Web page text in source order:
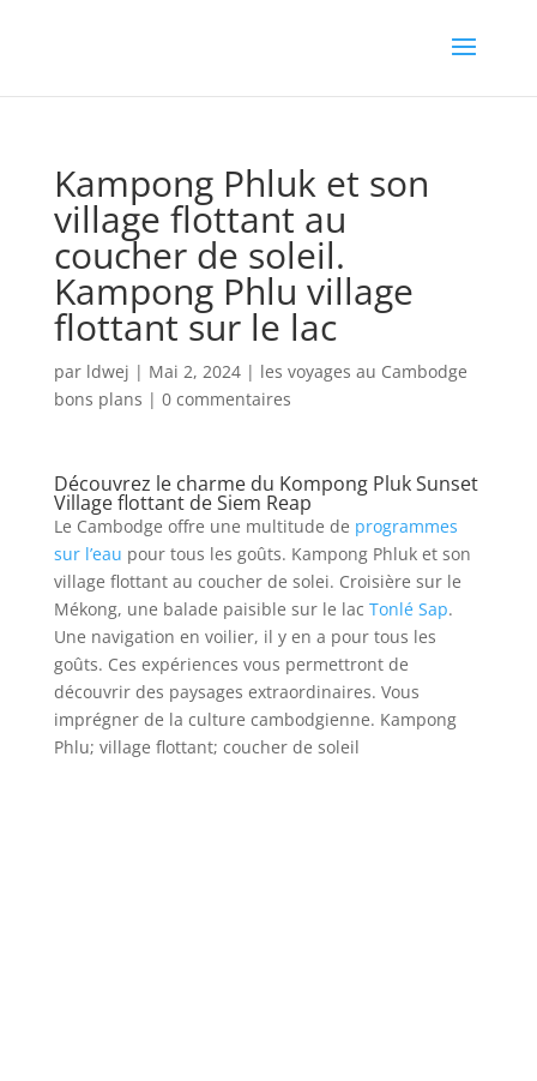
Kampong Phluk et son
village flottant au
coucher de soleil.
Kampong Phlu village
flottant sur le lac
par ldwej | Mai 2, 2024| les voyages au Cambodge
bons plans | 0 commentaires
Découvrez le charme du Kompong Pluk Sunset
Village flottant de Siem Reap
Le Cambodge offre une multitude de programmes
sur l’eau pour tous les goûts. Kampong Phluk et son
village flottant au coucher de solei. Croisière sur le
Mékong, une balade paisible sur le lac Tonlé Sap.
Une navigation en voilier, il y en a pour tous les
goûts. Ces expériences vous permettront de
découvrir des paysages extraordinaires. Vous
imprégner de la culture cambodgienne. Kampong
Phlu; village flottant; coucher de soleil